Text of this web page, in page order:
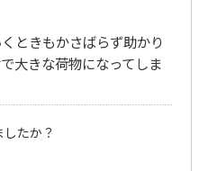
ときもかさばらず助かり
大きな荷物になってしま
たか？